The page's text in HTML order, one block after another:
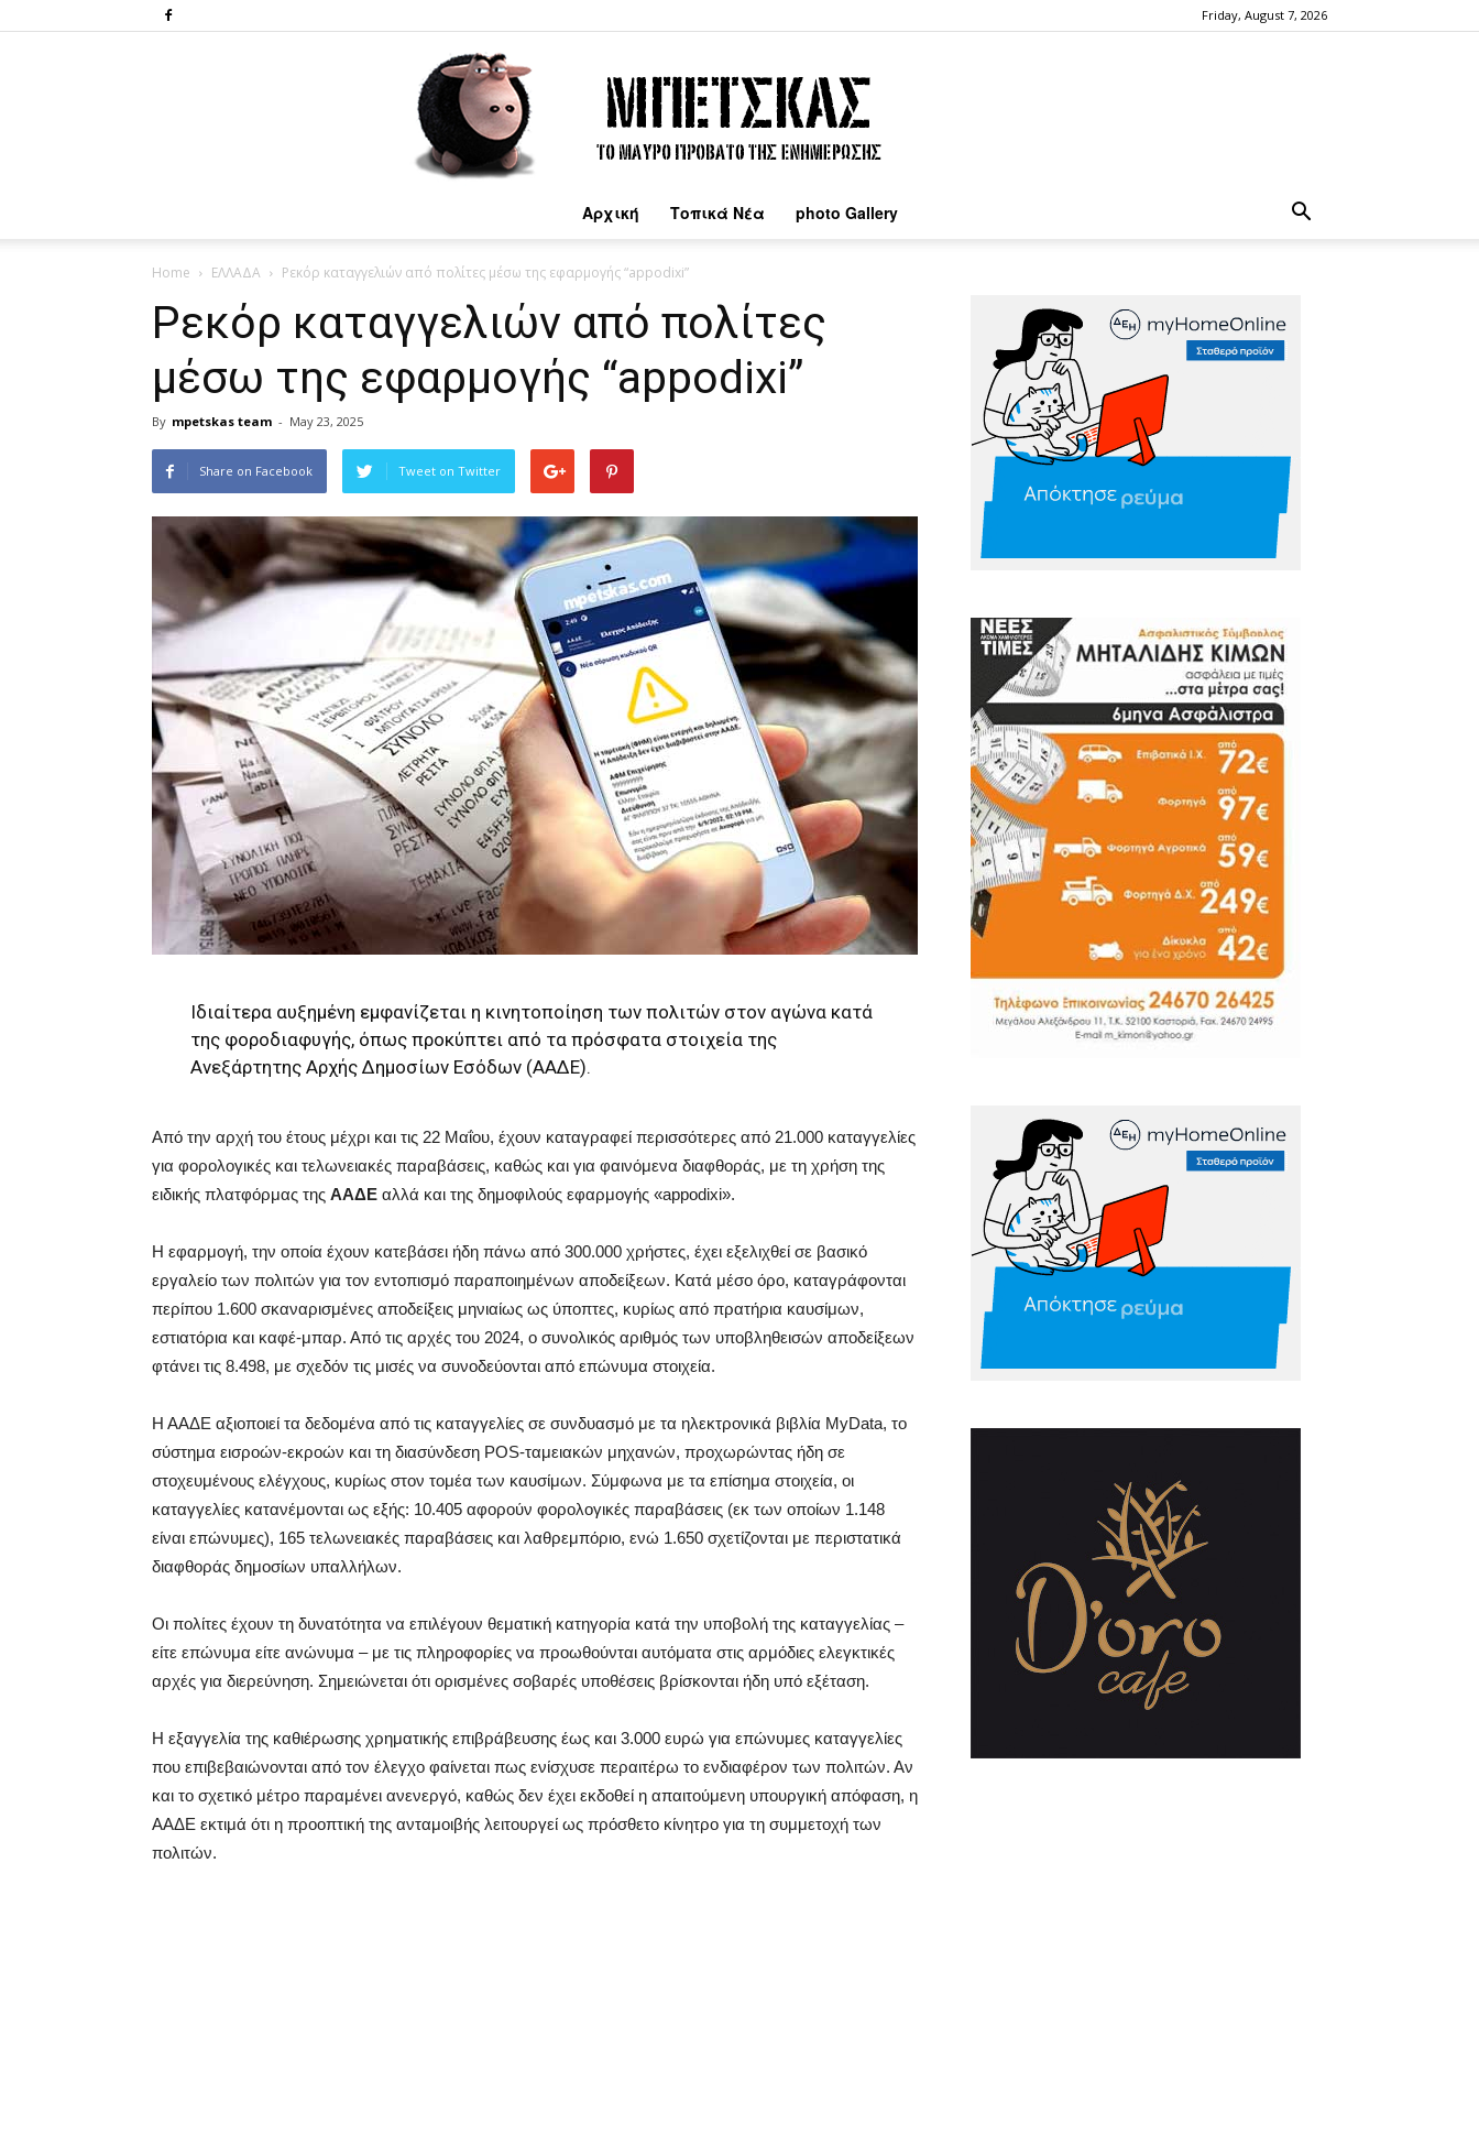
Friday, August 7, 2026
Αρχική Τοπικά Νέα photo Gallery
Home ΕΛΛΑΔΑ Ρεκόρ καταγγελιών από πολίτες μέσω της εφαρμογής “appodixi”
Ρεκόρ καταγγελιών από πολίτες
μέσω της εφαρμογής “appodixi”
By mpetskas team - May 23, 2025
Share on Facebook Tweet on Twitter
Ιδιαίτερα αυξημένη εμφανίζεται η κινητοποίηση των πολιτών στον αγώνα κατά
της φοροδιαφυγής, όπως προκύπτει από τα πρόσφατα στοιχεία της
Ανεξάρτητης Αρχής Δημοσίων Εσόδων (ΑΑΔΕ).
Από την αρχή του έτους μέχρι και τις 22 Μαΐου, έχουν καταγραφεί περισσότερες από 21.000 καταγγελίες
για φορολογικές και τελωνειακές παραβάσεις, καθώς και για φαινόμενα διαφθοράς, με τη χρήση της
ειδικής πλατφόρμας της ΑΑΔΕ αλλά και της δημοφιλούς εφαρμογής «appodixi».
Η εφαρμογή, την οποία έχουν κατεβάσει ήδη πάνω από 300.000 χρήστες, έχει εξελιχθεί σε βασικό
εργαλείο των πολιτών για τον εντοπισμό παραποιημένων αποδείξεων. Κατά μέσο όρο, καταγράφονται
περίπου 1.600 σκαναρισμένες αποδείξεις μηνιαίως ως ύποπτες, κυρίως από πρατήρια καυσίμων,
εστιατόρια και καφέ-μπαρ. Από τις αρχές του 2024, ο συνολικός αριθμός των υποβληθεισών αποδείξεων
φτάνει τις 8.498, με σχεδόν τις μισές να συνοδεύονται από επώνυμα στοιχεία.
Η ΑΑΔΕ αξιοποιεί τα δεδομένα από τις καταγγελίες σε συνδυασμό με τα ηλεκτρονικά βιβλία MyData, το
σύστημα εισροών-εκροών και τη διασύνδεση POS-ταμειακών μηχανών, προχωρώντας ήδη σε
στοχευμένους ελέγχους, κυρίως στον τομέα των καυσίμων. Σύμφωνα με τα επίσημα στοιχεία, οι
καταγγελίες κατανέμονται ως εξής: 10.405 αφορούν φορολογικές παραβάσεις (εκ των οποίων 1.148
είναι επώνυμες), 165 τελωνειακές παραβάσεις και λαθρεμπόριο, ενώ 1.650 σχετίζονται με περιστατικά
διαφθοράς δημοσίων υπαλλήλων.
Οι πολίτες έχουν τη δυνατότητα να επιλέγουν θεματική κατηγορία κατά την υποβολή της καταγγελίας –
είτε επώνυμα είτε ανώνυμα – με τις πληροφορίες να προωθούνται αυτόματα στις αρμόδιες ελεγκτικές
αρχές για διερεύνηση. Σημειώνεται ότι ορισμένες σοβαρές υποθέσεις βρίσκονται ήδη υπό εξέταση.
Η εξαγγελία της καθιέρωσης χρηματικής επιβράβευσης έως και 3.000 ευρώ για επώνυμες καταγγελίες
που επιβεβαιώνονται από τον έλεγχο φαίνεται πως ενίσχυσε περαιτέρω το ενδιαφέρον των πολιτών. Αν
και το σχετικό μέτρο παραμένει ανενεργό, καθώς δεν έχει εκδοθεί η απαιτούμενη υπουργική απόφαση, η
ΑΑΔΕ εκτιμά ότι η προοπτική της ανταμοιβής λειτουργεί ως πρόσθετο κίνητρο για τη συμμετοχή των
πολιτών.